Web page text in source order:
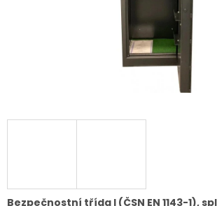
Bezpečnostní třída I (ČSN EN 1143-1),